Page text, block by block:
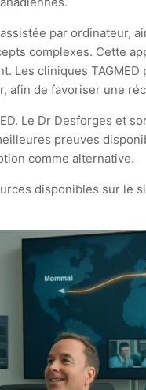
par ordinateur,
complexes. Cette
Les cliniques
afin de favoriser une
Le Dr Desforges et
preuves
comme alternative.
disponibles sur le